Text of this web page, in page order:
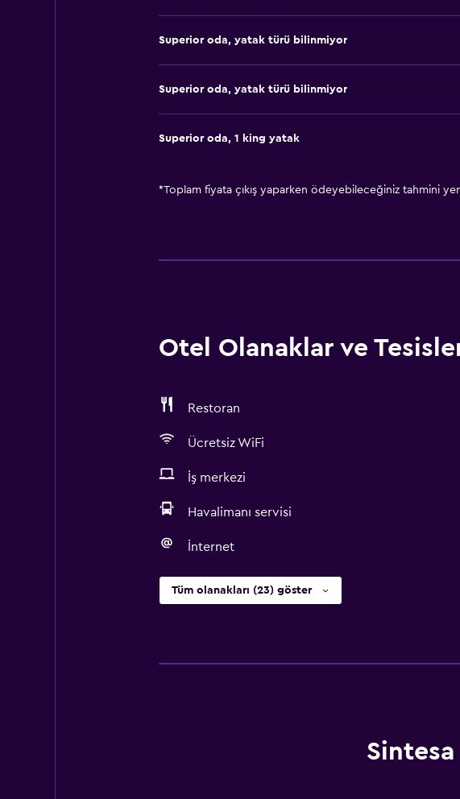
Superior oda, yatak türü bilinmiyor
Superior oda, yatak türü bilinmiyor
Superior oda, 1 king yatak
*Toplam fiyata çıkış yaparken ödeyebileceğiniz tahmini
Otel Olanaklar ve
Restoran
Ücretsiz WiFi
İş merkezi
Havalimanı servisi
İnternet
Tüm olanakları (23) göster